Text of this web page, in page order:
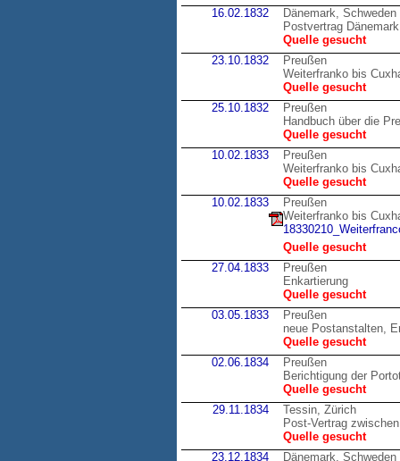
16.02.1832
Dänemark, Schweden
Postvertrag
Quelle gesucht
23.10.1832
Preußen
Weiterfranko bis
Quelle gesucht
25.10.1832
Preußen
Handbuch über die
Quelle gesucht
10.02.1833
Preußen
Weiterfranko bis
Quelle gesucht
10.02.1833
Preußen
Weiterfranko bis
Quelle gesucht
27.04.1833
Preußen
Enkartierung
Quelle gesucht
03.05.1833
Preußen
neue Postanstalten,
Quelle gesucht
02.06.1834
Preußen
Berichtigung der
Quelle gesucht
29.11.1834
Tessin, Zürich
Post-Vertrag
Quelle gesucht
23.12.1834
Dänemark, Schweden